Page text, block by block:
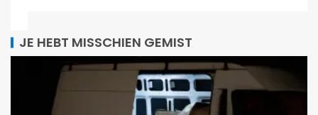
JE HEBT MISSCHIEN GEMIST